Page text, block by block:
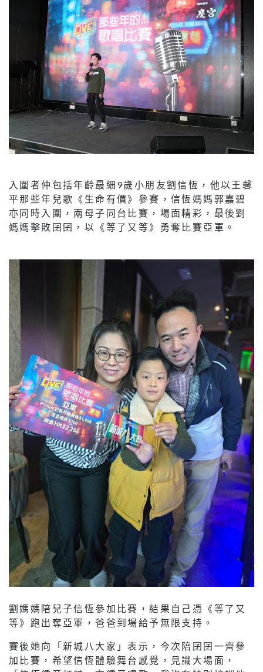
入圍者仲包括年齡最細9歲小朋友劉信恆，他以王馨
平那些年兒歌《生命有價》參賽，信恆媽媽郭嘉碧
亦同時入圍，兩母子同台比賽，場面精彩，最後劉
媽媽擊敗囝囝，以《等了又等》勇奪比賽亞軍。
劉媽媽陪兒子信恆參加比賽，結果自己憑《等了又
等》跑出奪亞軍，爸爸到場給予無限支持。
賽後她向「新城八大家」表示，今次陪囝囝一齊參
加比賽，希望信恆體驗舞台感覺，見識大場面，